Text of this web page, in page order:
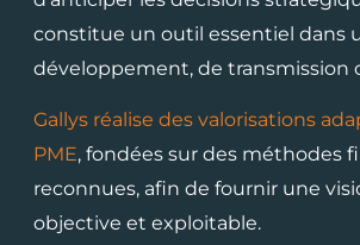
constitue un outil essentiel dans
développement, de transmission
Gallys réalise des valorisations
PME, fondées sur des méthodes
reconnues, afin de fournir une
objective et exploitable.